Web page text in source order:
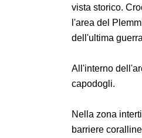
vista storico.
l'area del
dell'ultima
All'interno
capodogli.
Nella zona
barriere